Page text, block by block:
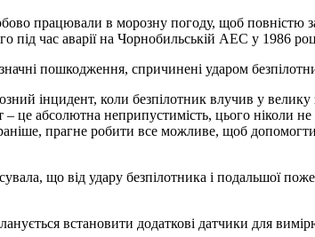
працювали в морозну погоду, щоб повністю
під час аварії на Чорнобильській АЕС у 1986
пошкодження, спричинені ударом
інцидент, коли безпілотник влучив у велику
це абсолютна неприпустимість, цього ніколи
прагне робити все можливе, щоб допомогти
що від удару безпілотника і подальшої
встановити додаткові датчики для